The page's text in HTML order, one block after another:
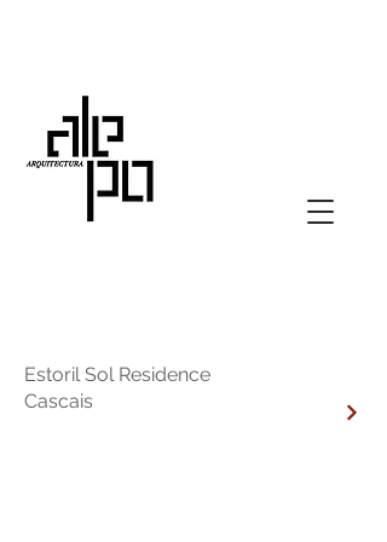
Estoril Sol Residence
Cascais